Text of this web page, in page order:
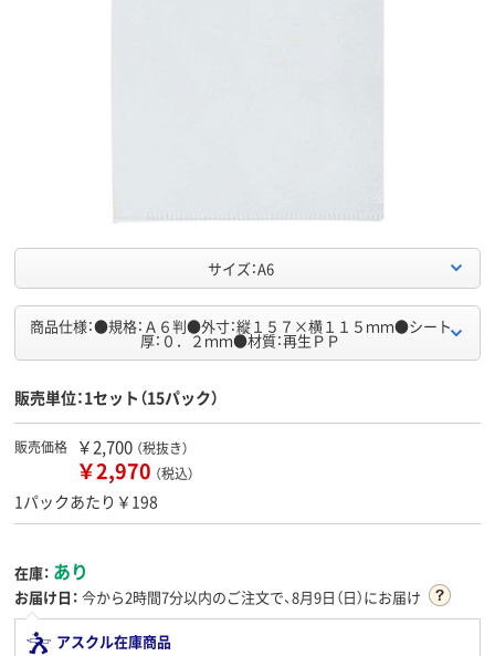
サイズ：A6
商品仕様：●規格：Ａ６判●外寸：縦１５７×横１１５ｍｍ●シート
厚：０．２ｍｍ●材質：再生ＰＰ
販売単位：1セット（15パック）
販売価格 ￥2,700 （税抜き）
￥2,970 （税込）
1パックあたり￥198
在庫： あり
お届け日： 今から2時間7分以内のご注文で、8月9日（日）にお届け
アスクル在庫商品